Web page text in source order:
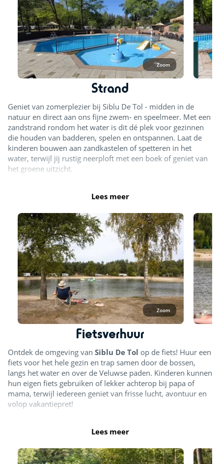
Zoom
Strand
Geniet van zomerplezier bij Siblu De Tol - midden in de
natuur en direct aan ons fijne zwem- en speelmeer. Met een
zandstrand rondom het water is dit dé plek voor gezinnen
die houden van badderen, spelen en ontspannen. Laat de
kinderen bouwen aan zandkastelen of spetteren in het
water, terwijl jij rustig neerploft met een boek of geniet van
het groene uitzicht.
Lees meer
Zoom
Fietsverhuur
Ontdek de omgeving van Siblu De Tol op de fiets! Huur een
fiets voor het hele gezin en trap samen door de bossen,
langs het water en over de Veluwse paden. Kinderen kunnen
hun eigen fiets gebruiken of lekker achterop bij papa of
mama, terwijl iedereen geniet van frisse lucht, avontuur en
volop vakantiepret!
Lees meer